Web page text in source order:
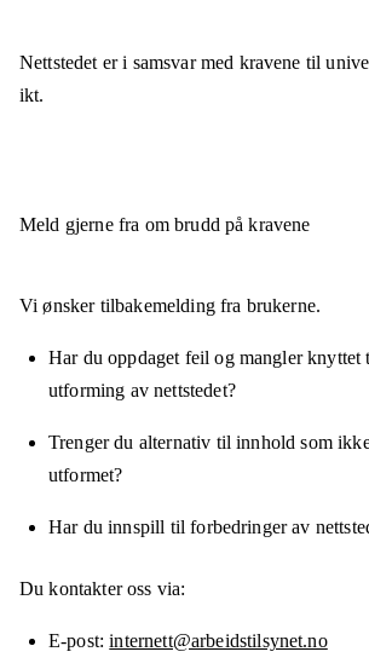
Nettstedet eri samsvarmed kravene til
ikt.
Meld gjerne fra om brudd på kravene
Vi ønsker tilbakemelding fra brukerne.
Har du oppdaget feil og mangler knyttet
utforming av nettstedet?
Trenger du alternativ til innhold som
utformet?
Har du innspill til forbedringer av
Du kontakter oss via:
E-post internett@arbeidstilsynet.no